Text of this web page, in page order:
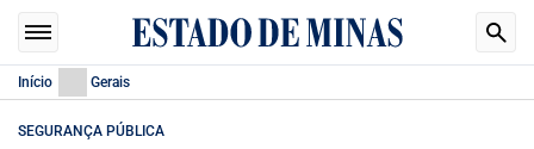
Início Gerais
SEGURANÇA PÚBLICA